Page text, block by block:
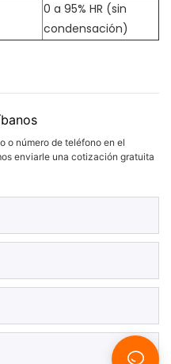
0 a 95% HR (sin
condensación)
o número de teléfono en el
enviarle una cotización gratuita